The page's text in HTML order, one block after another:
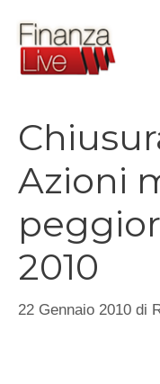
contenuto
Azioni
2010
22 Gennaio 2010 di